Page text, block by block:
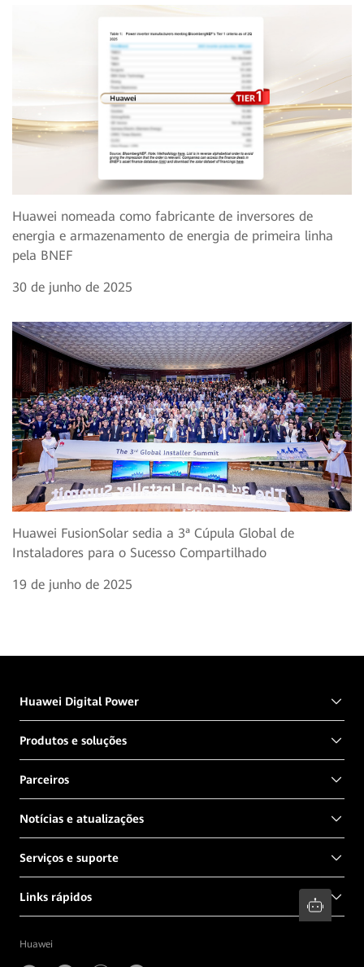
Huawei nomeada como fabricante de inversores de
energia e armazenamento de energia de primeira linha
pela BNEF
30 de junho de 2025
Huawei FusionSolar sedia a 3ª Cúpula Global de
Instaladores para o Sucesso Compartilhado
19 de junho de 2025
Huawei Digital Power
Produtos e soluções
Parceiros
Notícias e atualizações
Serviços e suporte
Links rápidos
Huawei